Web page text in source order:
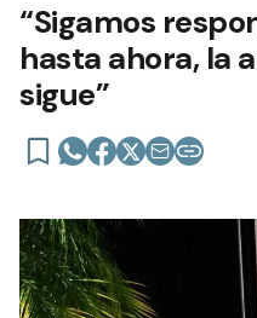
“Sigamos
hasta ahora, la
sigue”